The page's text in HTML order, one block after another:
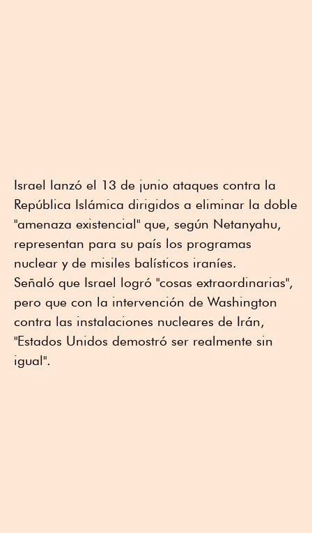
Israel lanzó el 13 de junio ataques contra la
República Islámica dirigidos a eliminar la doble
"amenaza existencial" que, según Netanyahu,
representan para su país los programas
nuclear y de misiles balísticos iraníes.
Señaló que Israel logró "cosas extraordinarias",
pero que con la intervención de Washington
contra las instalaciones nucleares de Irán,
"Estados Unidos demostró ser realmente sin
igual".